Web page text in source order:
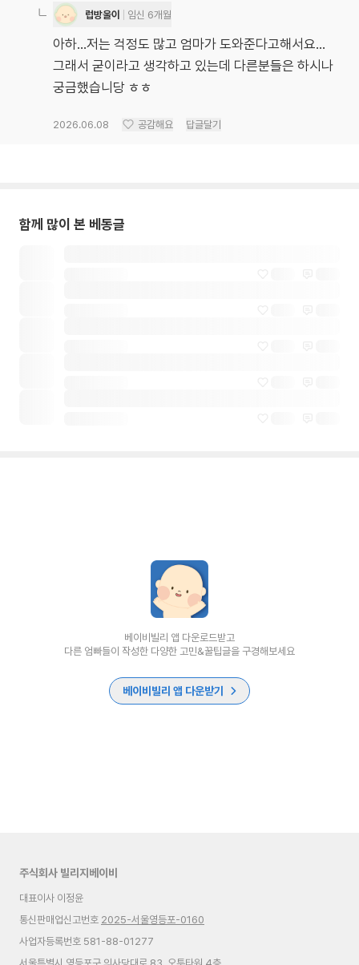
럽방울이 임신 6개월
아하...저는 걱정도 많고 엄마가 도와준다고해서요...
그래서 굳이라고 생각하고 있는데 다른분들은 하시나
궁금했습니당 ㅎㅎ
2026.06.08 공감해요 답글달기
함께 많이 본 베동글
베이비빌리 앱 다운로드받고
다른 엄빠들이 작성한 다양한 고민&꿀팁글을 구경해보세요
베이비빌리 앱 다운받기
주식회사 빌리지베이비
대표이사 이정윤
통신판매업신고번호 2025-서울영등포-0160
사업자등록번호 581-88-01277